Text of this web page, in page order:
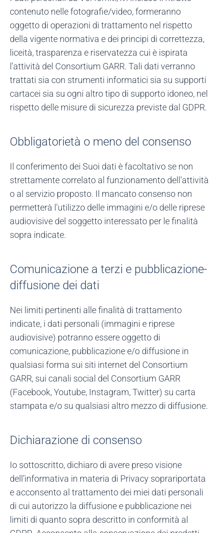
contenuto nelle fotografie/video, formeranno
oggetto di operazioni di trattamento nel rispetto
della vigente normativa e dei principi di correttezza,
liceità, trasparenza e riservatezza cui è ispirata
l'attività del Consortium GARR. Tali dati verranno
trattati sia con strumenti informatici sia su supporti
cartacei sia su ogni altro tipo di supporto idoneo, nel
rispetto delle misure di sicurezza previste dal GDPR.
Obbligatorietà o meno del consenso
Il conferimento dei Suoi dati è facoltativo se non
strettamente correlato al funzionamento dell'attività
o al servizio proposto. Il mancato consenso non
permetterà l'utilizzo delle immagini e/o delle riprese
audiovisive del soggetto interessato per le finalità
sopra indicate.
Comunicazione a terzi e pubblicazione-
diffusione dei dati
Nei limiti pertinenti alle finalità di trattamento
indicate, i dati personali (immagini e riprese
audiovisive) potranno essere oggetto di
comunicazione, pubblicazione e/o diffusione in
qualsiasi forma sui siti internet del Consortium
GARR, sui canali social del Consortium GARR
(Facebook, Youtube, Instagram, Twitter) su carta
stampata e/o su qualsiasi altro mezzo di diffusione.
Dichiarazione di consenso
Io sottoscritto, dichiaro di avere preso visione
dell’informativa in materia di Privacy soprariportata
e acconsento al trattamento dei miei dati personali
di cui autorizzo la diffusione e pubblicazione nei
limiti di quanto sopra descritto in conformità al